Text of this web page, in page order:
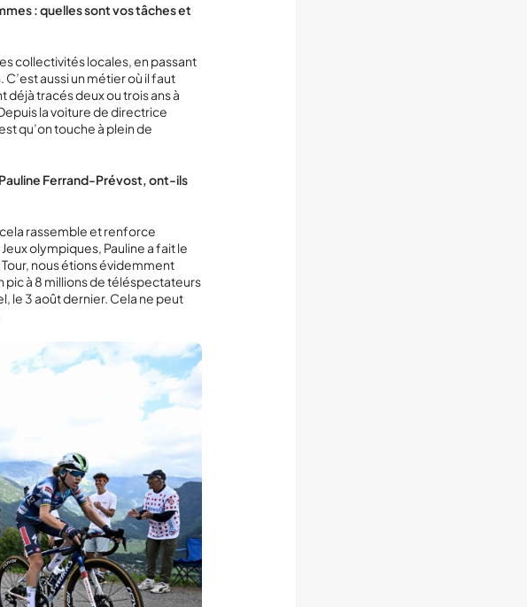
: quelles sont vos tâches et
collectivités locales, en passant
aussi un métier où il faut
déjà tracés deux ou trois ans à
la voiture de directrice
qu’on touche à plein de
Ferrand-Prévost, ont-ils
rassemble et renforce
olympiques, Pauline a fait le
nous étions évidemment
pic à 8 millions de téléspectateurs
le 3 août dernier. Cela ne peut